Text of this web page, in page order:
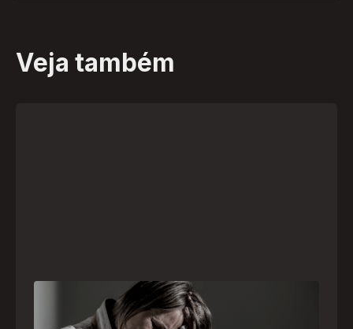
Veja também
Crise psiquiátrica é urgência médica: saiba
como o SAMU atua nesses casos